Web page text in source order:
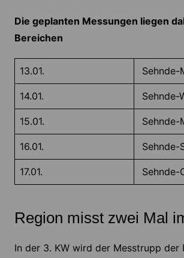
Die geplanten Messungen liegen
Bereichen
13.01. Sehnde-
14.01. Sehnde-
15.01. Sehnde-
16.01. Sehnde-
17.01. Sehnde-
Region misst zwei Mal
In der 3. KW wird der Messtrupp der